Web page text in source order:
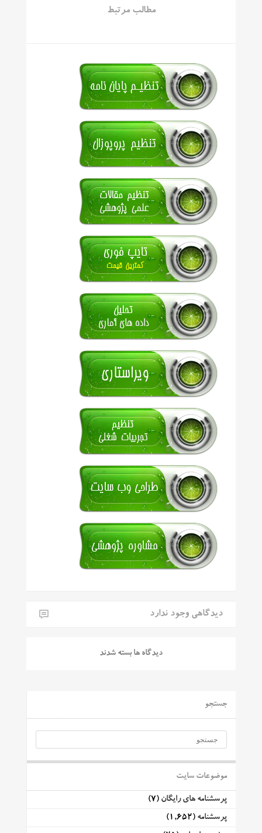
مطالب مرتبط
دیدگاهی وجود ندارد
دیدگاه ها بسته شدند
جستجو
موضوعات سایت
پرسشنامه های رایگان (7)
پرسشنامه (1,652)